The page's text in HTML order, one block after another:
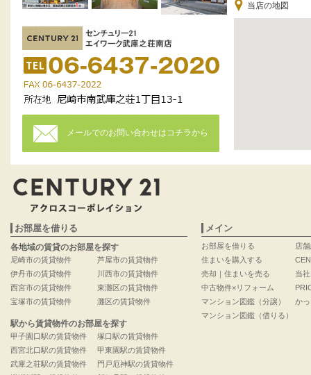
メールでのお問い合わせはコチラから
当店の地図
お部屋を借りる
各地域の賃貸のお部屋を探す
尼崎市の賃貸物件
伊丹市の賃貸物件
西宮市の賃貸物件
宝塚市の賃貸物件
芦屋市の賃貸物件
川西市の賃貸物件
東灘区の賃貸物件
灘区の賃貸物件
駅から賃貸物件のお部屋を探す
甲子園口駅の賃貸物件
西宮北口駅の賃貸物件
武庫之荘駅の賃貸物件
塚口駅の賃貸物件
甲東園駅の賃貸物件
門戸厄神駅の賃貸物件
メイン
お部屋を借りる
住まいを購入する
売却｜住まいを売る
中古物件×リフォーム
マンション図鑑（分譲）
マンション図鑑（借りる）
店
当
か